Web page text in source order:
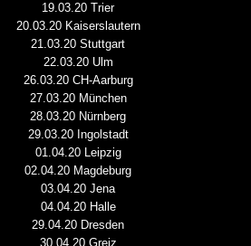
19.03.20 Trier
20.03.20 Kaiserslautern
21.03.20 Stuttgart
22.03.20 Ulm
26.03.20 CH-Aarburg
27.03.20 München
28.03.20 Nürnberg
29.03.20 Ingolstadt
01.04.20 Leipzig
02.04.20 Magdeburg
03.04.20 Jena
04.04.20 Halle
29.04.20 Dresden
30.04.20 Greiz
SINGLE „WELCOME
KOMMENDEN
WITH A HAMMER“
6 AUG.